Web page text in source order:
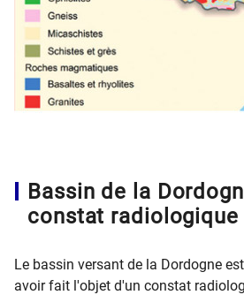
Bassin de la
constat
Le bassin versant de la Dordogne
avoir fait l'objet d'un constat